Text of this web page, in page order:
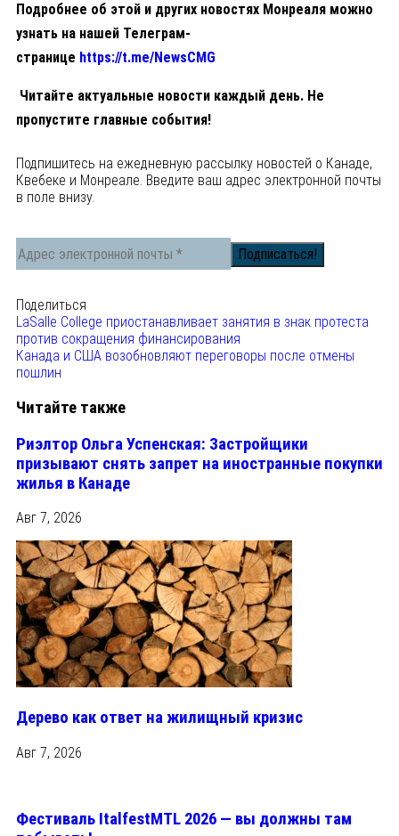
Подробнее об этой и других новостях Монреаля можно
узнать на нашей Телеграм-
странице https://t.me/NewsCMG
Читайте актуальные новости каждый день. Не
пропустите главные события!
Подпишитесь на ежедневную рассылку новостей о Канаде,
Квебеке и Монреале. Введите ваш адрес электронной почты
в поле внизу.
Поделиться
LaSalle College приостанавливает занятия в знак протеста
против сокращения финансирования
Канада и США возобновляют переговоры после отмены
пошлин
Читайте также
Риэлтор Ольга Успенская: Застройщики
призывают снять запрет на иностранные покупки
жилья в Канаде
Авг 7, 2026
Дерево как ответ на жилищный кризис
Авг 7, 2026
Фестиваль ItalfestMTL 2026 — вы должны там